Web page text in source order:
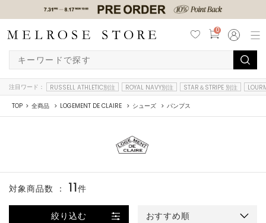
0
注目ワード： RUSSELL ATHLETIC別注 ROYAL NAVY別注 STAR＆STRIPE 別注
TOP 全商品 LOGEMENT DE CLAIRE シューズ パンプス
絞り込む おすすめ順
対象商品数 ： 11件